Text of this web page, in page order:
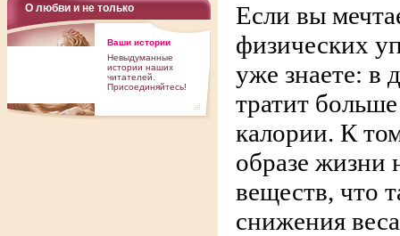
Если вы
физических
уже знаете: в
тратит
калории. К
образе жизни
веществ, что
снижения
О любви и не только
Ваши истории
Невыдуманные
истории наших
читателей.
Присоединяйтесь!